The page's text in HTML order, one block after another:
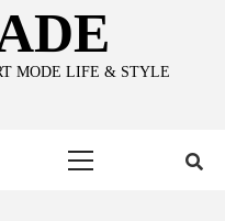
MODE LIFE & STYLE